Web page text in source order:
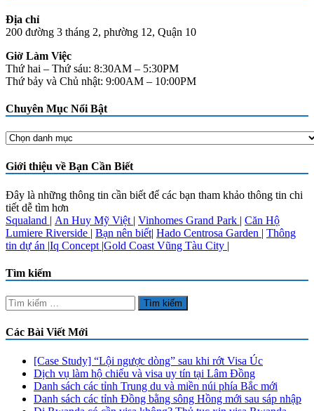
Địa chỉ
200 đường 3 tháng 2, phường 12, Quận 10
Giờ Làm Việc
Thứ hai – Thứ sáu: 8:30AM – 5:30PM
Thứ bảy và Chủ nhật: 9:00AM – 10:00PM
Chuyên Mục Nổi Bật
Chuyên
Nổi
Bật
Giới thiệu về Bạn Cần Biết
Đây là những thông tin cần biết để các bạn tham khảo thông tin chi
tiết dễ tìm hơn
Squaland | An Huy Mỹ Việt | Vinhomes Grand Park | Căn Hộ
Lumiere Riverside | Bạn nên biết| Hado Centrosa Garden | Thông
tin dự án |Iq Concept |Gold Coast Vũng Tàu City |
Tìm kiếm
Tìm
kiếm
cho:
Các Bài Viết Mới
[Case Study] “Lội ngược dòng” sau khi rớt Visa Úc
Dịch vụ làm hộ chiếu và visa uy tín tại Lâm Đồng
Danh sách các tỉnh Trung du và miền núi phía Bắc mới
Danh sách các tỉnh Đồng bằng sông Hồng mới sau sáp nhập